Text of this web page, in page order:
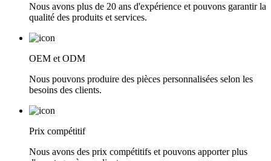
Nous avons plus de 20 ans d'expérience et pouvons garantir la
qualité des produits et services.
OEM et ODM
Nous pouvons produire des pièces personnalisées selon les
besoins des clients.
Prix ​​compétitif
Nous avons des prix compétitifs et pouvons apporter plus